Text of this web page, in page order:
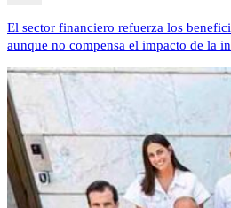
El sector financiero refuerza los
aunque no compensa el impacto de la